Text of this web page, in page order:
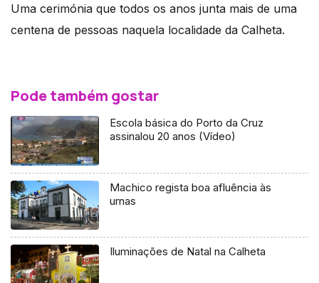
Uma cerimónia que todos os anos junta mais de uma
centena de pessoas naquela localidade da Calheta.
Pode também gostar
Escola básica do Porto da Cruz
assinalou 20 anos (Vídeo)
Machico regista boa afluência às
urnas
Iluminações de Natal na Calheta